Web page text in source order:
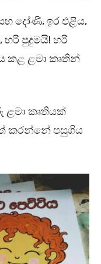
දෝණි, ඉර එළිය,
හරි පුදුමයි! හරි
කළ ළමා කෘතින්
ළමා කෘතියක්
කරන්නේ පසුගිය